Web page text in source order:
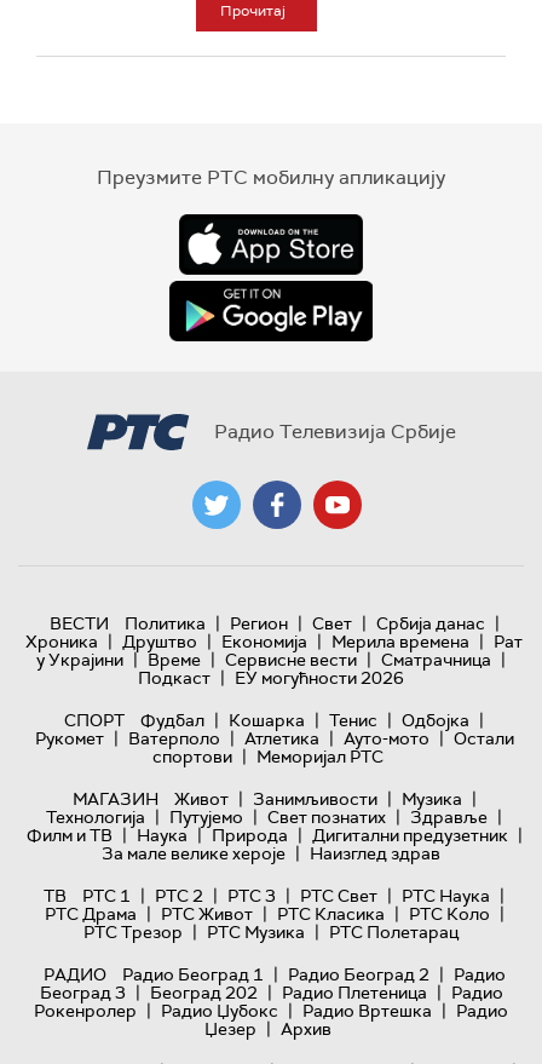
Прочитај
Преузмите РТС мобилну апликацију
Радио Телевизија Србије
ВЕСТИ Политика | Регион | Свет | Србија данас |
Хроника | Друштво | Економија | Мерила времена | Рат
у Украјини | Време | Сервисне вести | Сматрачница |
Подкаст | ЕУ могућности 2026
СПОРТ
Фудбал | Кошарка | Тенис | Одбојка |
Рукомет | Ватерполо | Атлетика | Ауто-мото | Остали
спортови | Меморијал РТС
МАГАЗИН
Живот | Занимљивости | Музика |
Технологијa | Путујемо | Свет познатих | Здравље |
Филм и ТВ | Наука | Природа | Дигитални предузетник |
За мале велике хероје | Наизглед здрав
ТВ
РТС 1 | РТС 2 | РТС 3 | РТС Свет | РТС Наука |
РТС Драма | РТС Живот | РТС Класика | РТС Коло |
РТС Трезор | РТС Музика | РТС Полетарац
РАДИО
Радио Београд 1 | Радио Београд 2 | Радио
Београд 3 | Београд 202 | Радио Плетеница | Радио
Рокенролер | Радио Џубокс | Радио Вртешка | Радио
Џезер | Архив